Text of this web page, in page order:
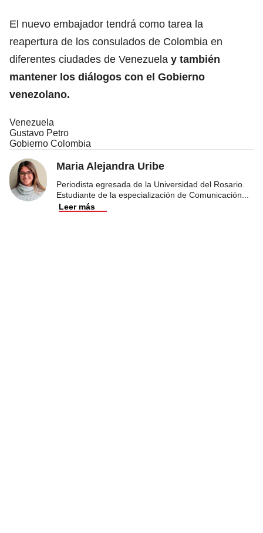
El nuevo embajador tendrá como tarea la
reapertura de los consulados de Colombia en
diferentes ciudades de Venezuela y también
mantener los diálogos con el Gobierno
venezolano.
Venezuela
Gustavo Petro
Gobierno Colombia
Maria Alejandra Uribe
Periodista egresada de la Universidad del Rosario.
Estudiante de la especialización de Comunicación
Leer más